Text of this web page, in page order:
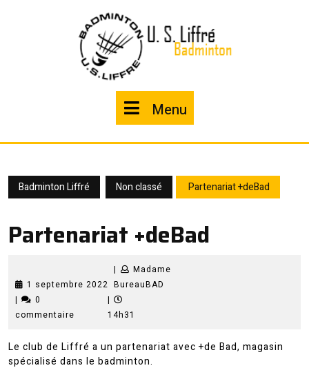
Menu
Badminton Liffré Non classé Partenariat +deBad
Partenariat +deBad
1 septembre 2022
septembre
2022
|
Madame
BureauBAD
|
0
commentaire
|
14h31
Le club de Liffré a un partenariat avec +de Bad, magasin
spécialisé dans le badminton.